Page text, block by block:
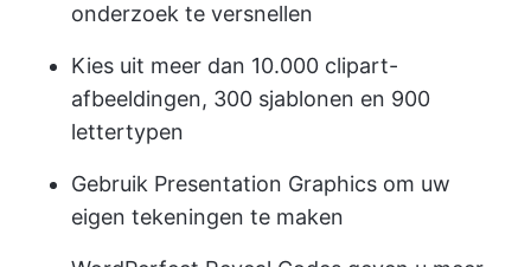
onderzoek te versnellen
Kies uit meer dan 10.000 clipart-
afbeeldingen, 300 sjablonen en 900
lettertypen
Gebruik Presentation Graphics om uw
eigen tekeningen te maken